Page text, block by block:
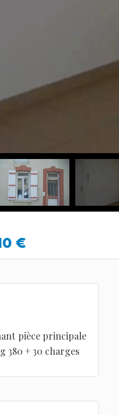
€
pièce principale
380 + 30 charges